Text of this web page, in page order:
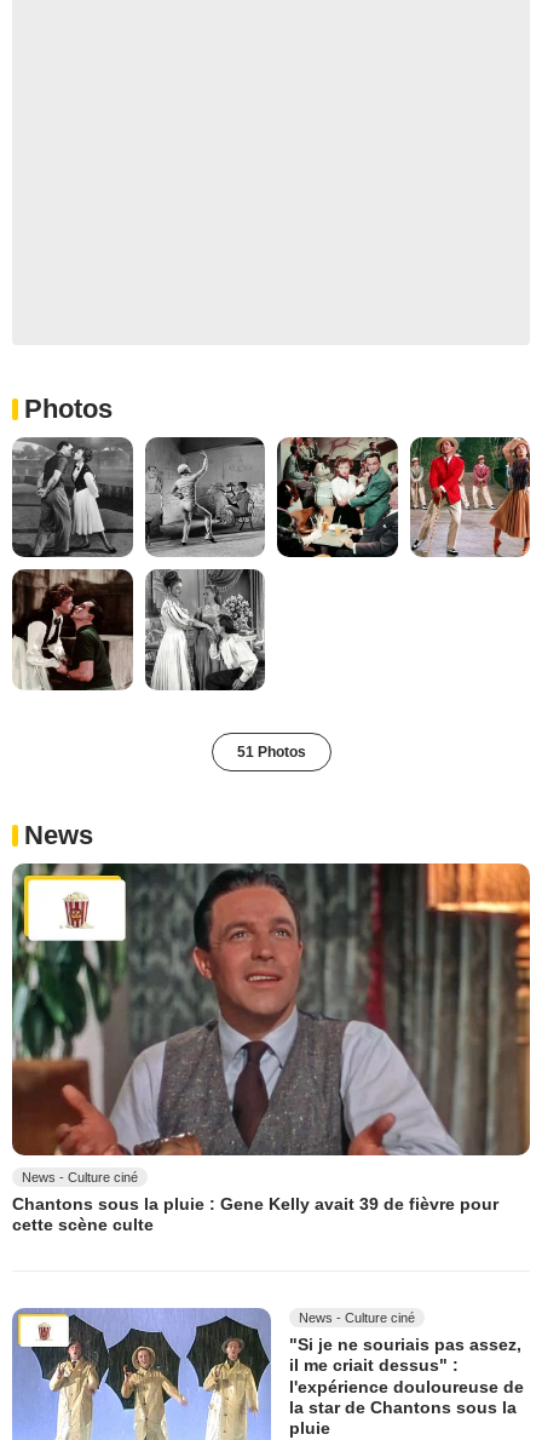
Photos
51 Photos
News
News - Culture ciné
Chantons sous la pluie : Gene Kelly avait 39 de fièvre pour
cette scène culte
News - Culture ciné
"Si je ne souriais pas assez,
il me criait dessus" :
l'expérience douloureuse de
la star de Chantons sous la
pluie